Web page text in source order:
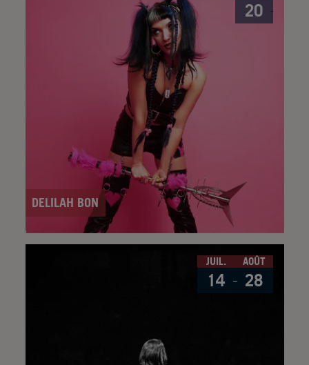
DELILAH BON
20
JUIL.
14
AOÛT
28